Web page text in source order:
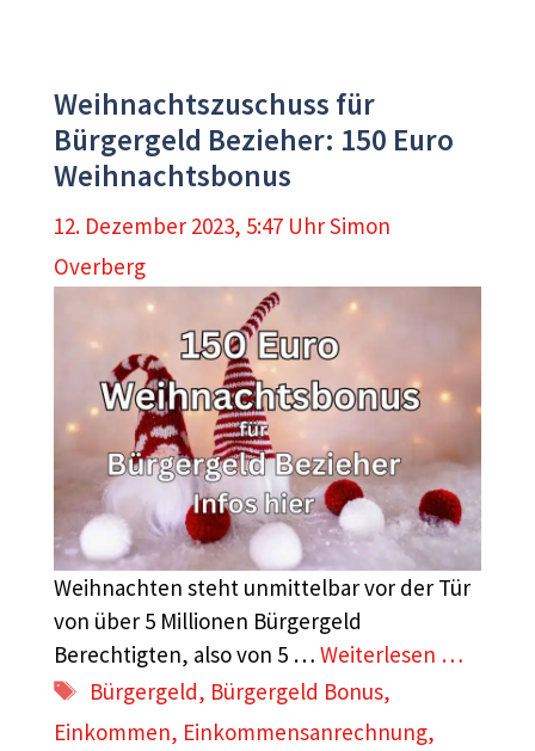
Weihnachtszuschuss für
Bürgergeld Bezieher: 150 Euro
Weihnachtsbonus
12. Dezember 2023, 5:47 UhrSimon
Overberg
Weihnachten steht unmittelbar vor der Tür
von über 5 Millionen Bürgergeld
Berechtigten, also von 5 … Weiterlesen …
Schlagwörter
Bürgergeld, Bürgergeld Bonus,
Einkommen, Einkommensanrechnung,